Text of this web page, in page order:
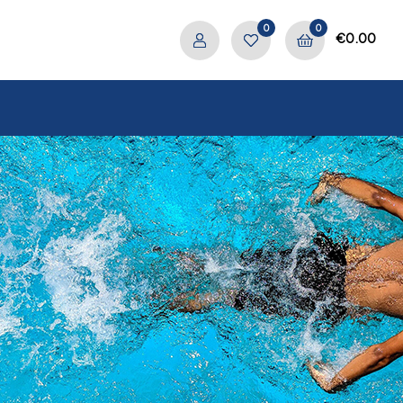
0 0
€0.00